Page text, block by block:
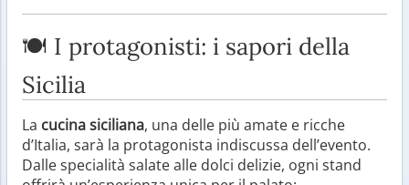
🍽️ I protagonisti: i sapori della
Sicilia
La cucina siciliana, una delle più amate e ricche
d’Italia, sarà la protagonista indiscussa dell’evento.
Dalle specialità salate alle dolci delizie, ogni stand